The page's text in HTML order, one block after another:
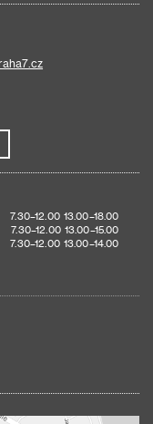
7.30–12.00 13.00–18.00
7.30–12.00 13.00–15.00
7.30–12.00 13.00–14.00